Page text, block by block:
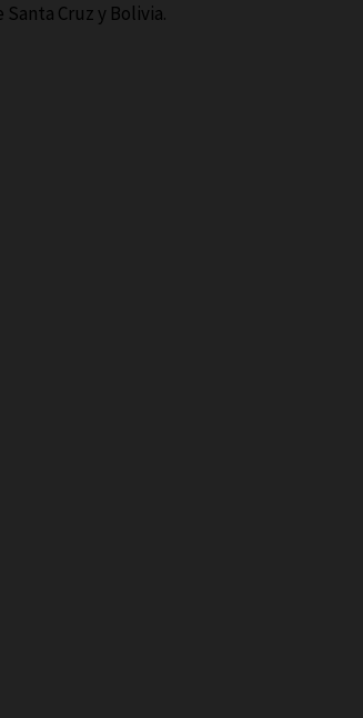
Cruz y Bolivia.